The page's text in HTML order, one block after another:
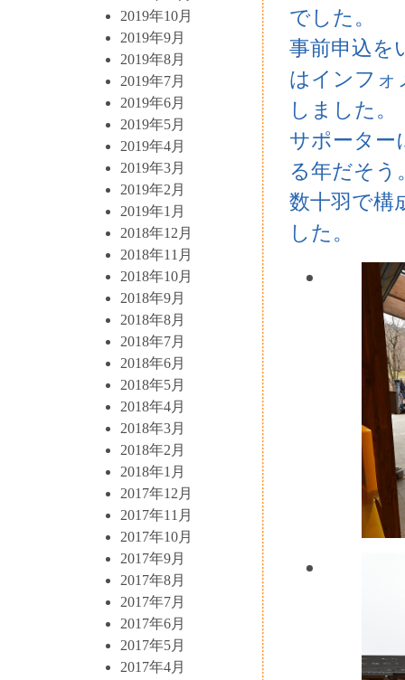
2019年10月
2019年9月
2019年8月
2019年7月
2019年6月
2019年5月
2019年4月
2019年3月
2019年2月
2019年1月
2018年12月
2018年11月
2018年10月
2018年9月
2018年8月
2018年7月
2018年6月
2018年5月
2018年4月
2018年3月
2018年2月
2018年1月
2017年12月
2017年11月
2017年10月
2017年9月
2017年8月
2017年7月
2017年6月
2017年5月
2017年4月
でした。
事前申込を
はインフォ
しました。
サポーター
る年だそう
数十羽で構
した。